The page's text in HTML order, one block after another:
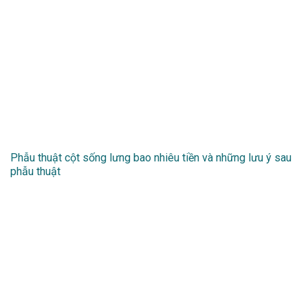
Phẫu thuật cột sống lưng bao nhiêu tiền và những lưu ý sau
phẫu thuật